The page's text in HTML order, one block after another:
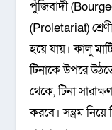
পুঁজিবাদী
(Proletariat)
হয়ে যায়। কালু
টিনাকে উপরে
থেকে, টিনা
করবে। সম্ভ্রম